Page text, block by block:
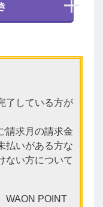
了している方が
請求月の請求金
払いがある方な
ない方について
WAON POINT